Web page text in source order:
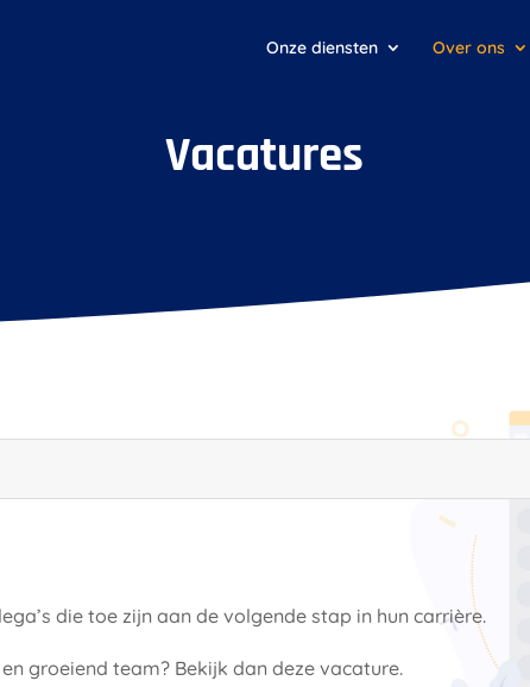
Onze diensten Over ons
Vacatures
die toe zijn aan de volgende stap in hun carrière.
groeiend team? Bekijk dan deze vacature.